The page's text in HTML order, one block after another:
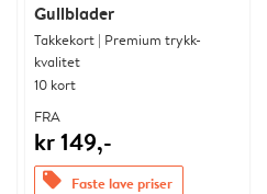
Gullblader
Takkekort | Premium trykk-
kvalitet
10 kort
FRA
kr 149,-
offers Faste lave priser